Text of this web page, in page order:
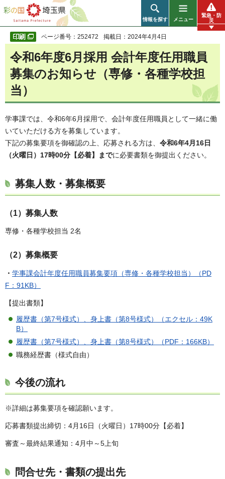
彩の国 埼玉県
情報を探す メニュー
緊急・防
災
ページ番号：252472 掲載日：2024年4月4日
令和6年度6月採用 会計年度任用職員
募集のお知らせ（専修・各種学校担
当）
学事課では、令和6年6月採用で、会計年度任用職員として一緒に働
いていただける方を募集しています。
下記の募集要項を御確認の上、応募される方は、 令和6年4月16日
（火曜日）17時00分【必着】までに必要書類を御提出ください。
募集人数・募集概要
（1）募集人数
専修・各種学校担当 2名
（2）募集概要
・ 学事課会計年度任用職員募集要項（専修・各種学校担当）（PD
F：91KB）
【提出書類】
履歴書（第7号様式）、身上書（第8号様式）（エクセル：49K
B）
履歴書（第7号様式）、身上書（第8号様式）（PDF：166KB）
職務経歴書（様式自由）
今後の流れ
※詳細は募集要項を確認願います。
応募書類提出締切：4月16日（火曜日）17時00分【必着】
審査～最終結果通知：4月中～5上旬
問合せ先・書類の提出先